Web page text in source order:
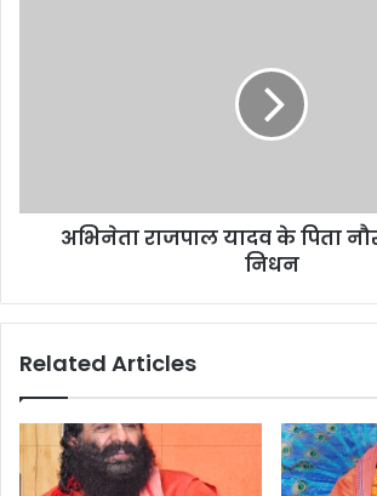
अभिनेता राजपाल यादव के पिता
निधन
Related Articles